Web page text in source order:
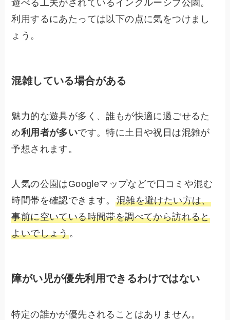
遊べる工夫がされているインクルーシブ公園。
利用するにあたっては以下の点に気をつけまし
ょう。
混雑している場合がある
魅力的な遊具が多く、誰もが快適に過ごせるた
め利用者が多いです。特に土日や祝日は混雑が
予想されます。
人気の公園はGoogleマップなどで口コミや混む
時間帯を確認できます。 混雑を避けたい方は、
事前に空いている時間帯を調べてから訪れると
よいでしょう。
障がい児が優先利用できるわけではない
特定の誰かが優先されることはありません。